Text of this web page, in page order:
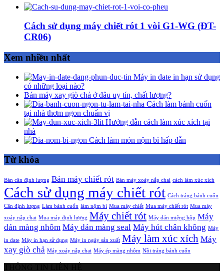
Cách sử dụng máy chiết rót 1 vòi G1-WG (ĐT-
CR06)
Xem nhiều nhất
Máy in date in hạn sử dụng
có những loại nào?
Bán máy xay giò chả ở đâu uy tín, chất lượng?
Cách làm bánh cuốn
tại nhà thơm ngon chuẩn vị
Hướng dẫn cách làm xúc xích tại
nhà
Cách làm món nộm bì hấp dẫn
Từ khóa
Bán cân định lượng Bán máy chiết rót Bán máy xoáy nắp chai cách làm xúc xích
Cách sử dụng máy chiết rót Cách tráng bánh cuốn
Cân định lượng Làm bánh cuốn làm nộm bì Mua máy chiết Mua máy chiết rót Mua máy
xoáy nắp chai Mua máy định lượng Máy chiết rót Máy dán miệng hộp Máy
dán màng nhôm Máy dán màng seal Máy hút chân không Máy
in date Máy in hạn sử dụng Máy in ngày sản xuất Máy làm xúc xích Máy
xay giò chả Máy xoáy nắp chai Máy ép màng nhôm Nồi tráng bánh cuốn